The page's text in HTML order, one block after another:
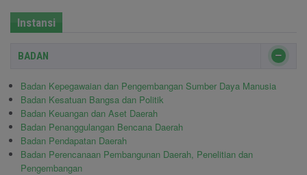
Instansi
BADAN
Badan Kepegawaian dan Pengembangan Sumber Daya Manusia
Badan Kesatuan Bangsa dan Politik
Badan Keuangan dan Aset Daerah
Badan Penanggulangan Bencana Daerah
Badan Pendapatan Daerah
Badan Perencanaan Pembangunan Daerah, Penelitian dan
Pengembangan